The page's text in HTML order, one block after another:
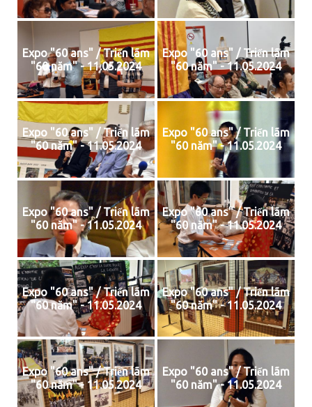
Expo "60 ans" / Triển lãm
"60 năm" - 11.05.2024
Expo "60 ans" / Triển lãm
"60 năm" - 11.05.2024
Expo "60 ans" / Triển lãm
"60 năm" - 11.05.2024
Expo "60 ans" / Triển lãm
"60 năm" - 11.05.2024
Expo "60 ans" / Triển lãm
"60 năm" - 11.05.2024
Expo "60 ans" / Triển lãm
"60 năm" - 11.05.2024
Expo "60 ans" / Triển lãm
"60 năm" - 11.05.2024
Expo "60 ans" / Triển lãm
"60 năm" - 11.05.2024
Expo "60 ans" / Triển lãm
"60 năm" - 11.05.2024
Expo "60 ans" / Triển lãm
"60 năm" - 11.05.2024